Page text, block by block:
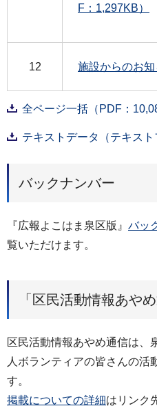
F：1,297KB）
12 施設からのお知
全ページ一括（PDF：
テキストデータ（テキスト
バックナンバー
『広報よこはま泉区版』 バッ
覧いただけます。
「区民活動情報あや
区民活動情報あやめ通信は、
人ボランティアの皆さんの活
す。
掲載についての詳細はリンク